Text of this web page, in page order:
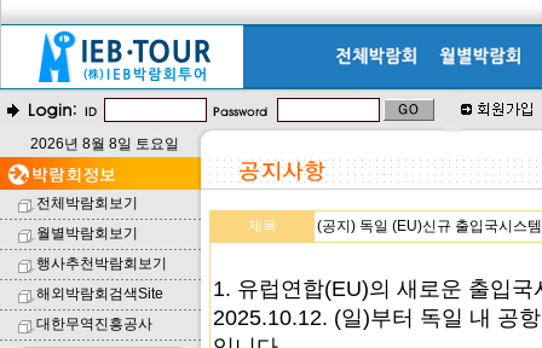
2026년 8월 8일 토요일
전체박람회보기
월별박람회보기
행사추천박람회보기
해외박람회검색Site
대한무역진흥공사
제목 (공지) 독일 (EU)신규 출입국시스
1. 유럽연합(EU)의 새로운 출입
2025.10.12. (일)부터 독일 내 공